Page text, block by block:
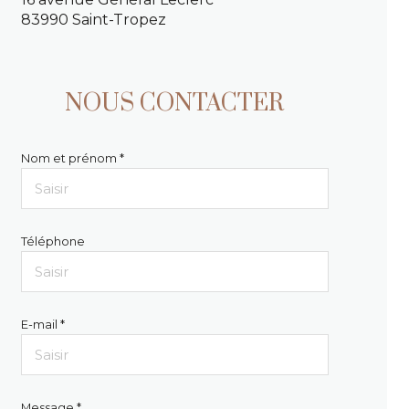
83990 Saint-Tropez
NOUS CONTACTER
Nom et prénom *
Téléphone
E-mail *